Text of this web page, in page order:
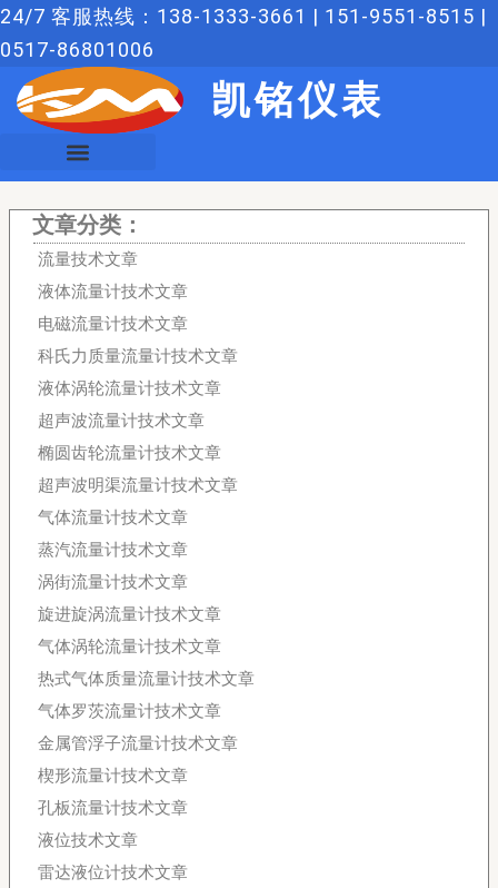
跳
至
24/7 客服热线：138-1333-3661 | 151-9551-8515 |
0517-86801006
凯铭仪表
文章分类：
流量技术文章
液体流量计技术文章
电磁流量计技术文章
科氏力质量流量计技术文章
液体涡轮流量计技术文章
超声波流量计技术文章
椭圆齿轮流量计技术文章
超声波明渠流量计技术文章
气体流量计技术文章
蒸汽流量计技术文章
涡街流量计技术文章
旋进旋涡流量计技术文章
气体涡轮流量计技术文章
热式气体质量流量计技术文章
气体罗茨流量计技术文章
金属管浮子流量计技术文章
楔形流量计技术文章
孔板流量计技术文章
液位技术文章
雷达液位计技术文章